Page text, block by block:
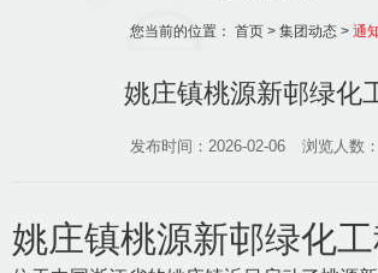
您当前的位置： 首页> 集团动态> 通
姚庄镇桃源新邨绿化
发布时间：2026-02-06 浏览人数：
姚庄镇桃源新邨绿化